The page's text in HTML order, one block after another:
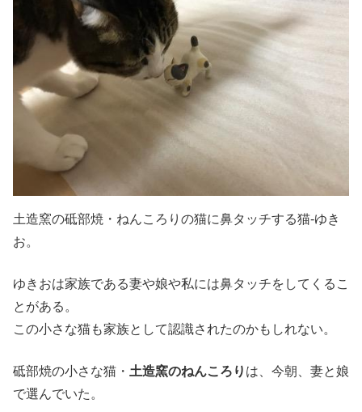
土造窯の砥部焼・ねんころりの猫に鼻タッチする猫-ゆき
お。
ゆきおは家族である妻や娘や私には鼻タッチをしてくるこ
とがある。
この小さな猫も家族として認識されたのかもしれない。
砥部焼の小さな猫・ 土造窯のねんころり は、今朝、妻と娘
で選んでいた。